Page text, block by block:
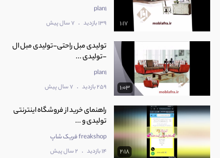
1:17
plan1
139 بازدید . 7 سال پیش
1:03
تولیدی مبل راحتی-تولیدی مبل ال
-تولیدی ...
plan1
259 بازدید . 7 سال پیش
2:18
راهنمای خرید از فروشگاه اینترنتی
تولیدی و ...
freakshop فریک شاپ
14 بازدید . 2 سال پیش